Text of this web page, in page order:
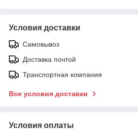
Условия доставки
Самовывоз
Доставка почтой
Транспортная компания
Все условия доставки
Условия оплаты